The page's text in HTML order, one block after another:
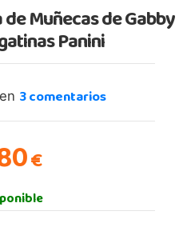
Muñecas de Gabby
Panini
3comentarios
€